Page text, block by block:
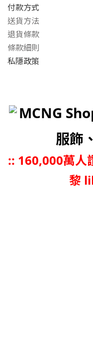
付款方式
送貨方法
退貨條款
條款細則
私隱政策
MCNG
服飾
:: 160,000萬人
黎